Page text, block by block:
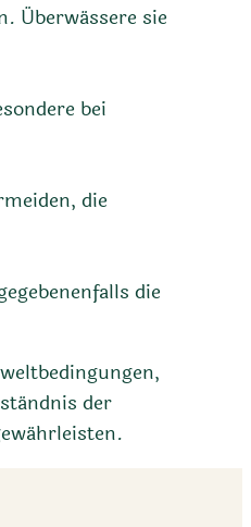
Überwässere sie
bei
die
die
der